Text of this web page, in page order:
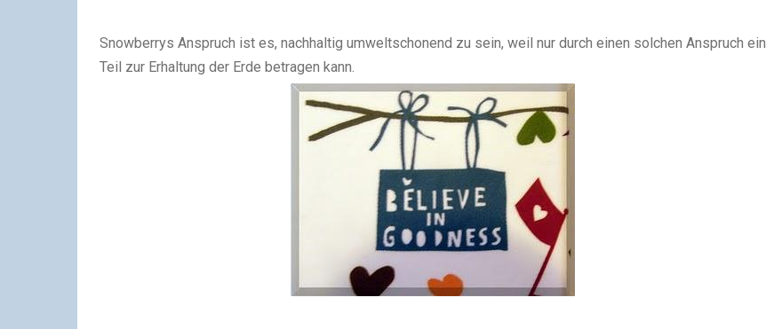
Snowberrys Anspruch ist es, nachhaltig umweltschonend zu sein, weil nur durch einen solchen Anspruch ein
Teil zur Erhaltung der Erde betragen kann.